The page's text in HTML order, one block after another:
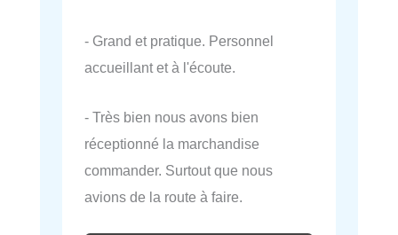
- Grand et pratique. Personnel
accueillant et à l'écoute.
- Très bien nous avons bien
réceptionné la marchandise
commander. Surtout que nous
avions de la route à faire.